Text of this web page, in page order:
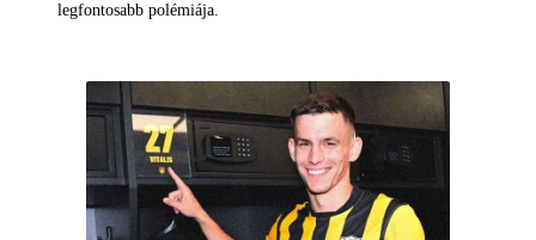
legfontosabb polémiája.